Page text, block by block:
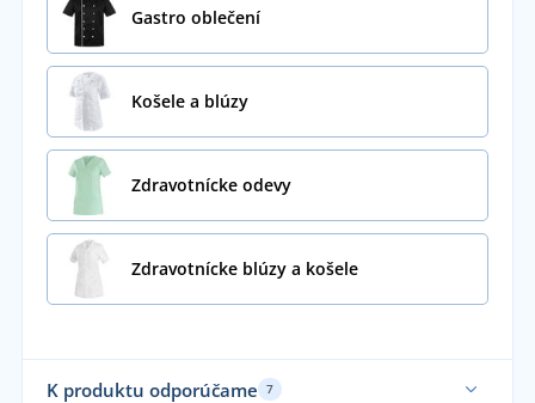
Gastro oblečení
Košele a blúzy
Zdravotnícke odevy
Zdravotnícke blúzy a košele
K produktu odporúčame 7